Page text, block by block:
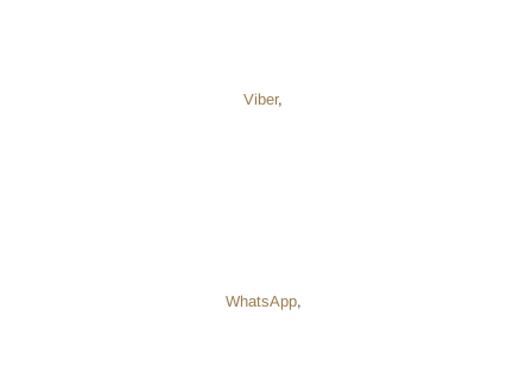
Viber,
WhatsApp,